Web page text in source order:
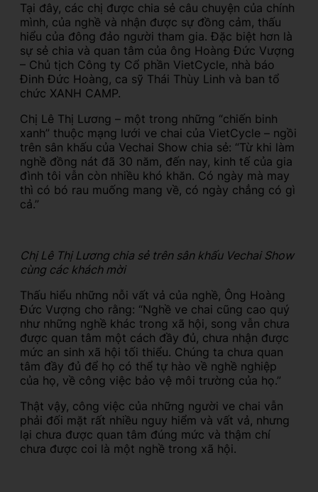
Tại đây, các chị được chia sẻ câu chuyện của chính
mình, của nghề và nhận được sự đồng cảm, thấu
hiểu của đông đảo người tham gia. Đặc biệt hơn là
sự sẻ chia và quan tâm của ông Hoàng Đức Vượng
– Chủ tịch Công ty Cổ phần VietCycle, nhà báo
Đinh Đức Hoàng, ca sỹ Thái Thùy Linh và ban tổ
chức XANH CAMP.
Chị Lê Thị Lương – một trong những “chiến binh
xanh” thuộc mạng lưới ve chai của VietCycle – ngồi
trên sân khấu của Vechai Show chia sẻ: “Từ khi làm
nghề đồng nát đã 30 năm, đến nay, kinh tế của gia
đình tôi vẫn còn nhiều khó khăn. Có ngày mà may
thì có bó rau muống mang về, có ngày chẳng có gì
cả.”
Chị Lê Thị Lương chia sẻ trên sân khấu Vechai Show
cùng các khách mời
Thấu hiểu những nỗi vất vả của nghề, Ông Hoàng
Đức Vượng cho rằng: “Nghề ve chai cũng cao quý
như những nghề khác trong xã hội, song vẫn chưa
được quan tâm một cách đầy đủ, chưa nhận được
mức an sinh xã hội tối thiểu. Chúng ta chưa quan
tâm đầy đủ để họ có thể tự hào về nghề nghiệp
của họ, về công việc bảo vệ môi trường của họ.”
Thật vậy, công việc của những người ve chai vẫn
phải đối mặt rất nhiều nguy hiểm và vất vả, nhưng
lại chưa được quan tâm đúng mức và thậm chí
chưa được coi là một nghề trong xã hội.